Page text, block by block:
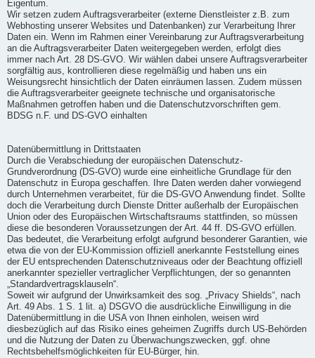
Eigentum.
Wir setzen zudem Auftragsverarbeiter (externe Dienstleister z.B. zum
Webhosting unserer Websites und Datenbanken) zur Verarbeitung Ihrer
Daten ein. Wenn im Rahmen einer Vereinbarung zur Auftragsverarbeitung
an die Auftragsverarbeiter Daten weitergegeben werden, erfolgt dies
immer nach Art. 28 DS-GVO. Wir wählen dabei unsere Auftragsverarbeiter
sorgfältig aus, kontrollieren diese regelmäßig und haben uns ein
Weisungsrecht hinsichtlich der Daten einräumen lassen. Zudem müssen
die Auftragsverarbeiter geeignete technische und organisatorische
Maßnahmen getroffen haben und die Datenschutzvorschriften gem.
BDSG n.F. und DS-GVO einhalten
Datenübermittlung in Drittstaaten
Durch die Verabschiedung der europäischen Datenschutz-
Grundverordnung (DS-GVO) wurde eine einheitliche Grundlage für den
Datenschutz in Europa geschaffen. Ihre Daten werden daher vorwiegend
durch Unternehmen verarbeitet, für die DS-GVO Anwendung findet. Sollte
doch die Verarbeitung durch Dienste Dritter außerhalb der Europäischen
Union oder des Europäischen Wirtschaftsraums stattfinden, so müssen
diese die besonderen Voraussetzungen der Art. 44 ff. DS-GVO erfüllen.
Das bedeutet, die Verarbeitung erfolgt aufgrund besonderer Garantien, wie
etwa die von der EU-Kommission offiziell anerkannte Feststellung eines
der EU entsprechenden Datenschutzniveaus oder der Beachtung offiziell
anerkannter spezieller vertraglicher Verpflichtungen, der so genannten
„Standardvertragsklauseln“.
Soweit wir aufgrund der Unwirksamkeit des sog. „Privacy Shields“, nach
Art. 49 Abs. 1 S. 1 lit. a) DSGVO die ausdrückliche Einwilligung in die
Datenübermittlung in die USA von Ihnen einholen, weisen wird
diesbezüglich auf das Risiko eines geheimen Zugriffs durch US-Behörden
und die Nutzung der Daten zu Überwachungszwecken, ggf. ohne
Rechtsbehelfsmöglichkeiten für EU-Bürger, hin.